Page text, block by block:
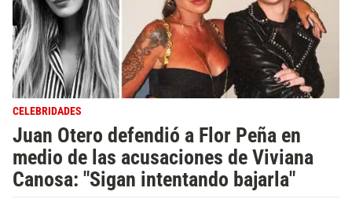
CELEBRIDADES
Juan Otero defendió a Flor Peña en
medio de las acusaciones de Viviana
Canosa: "Sigan intentando bajarla"